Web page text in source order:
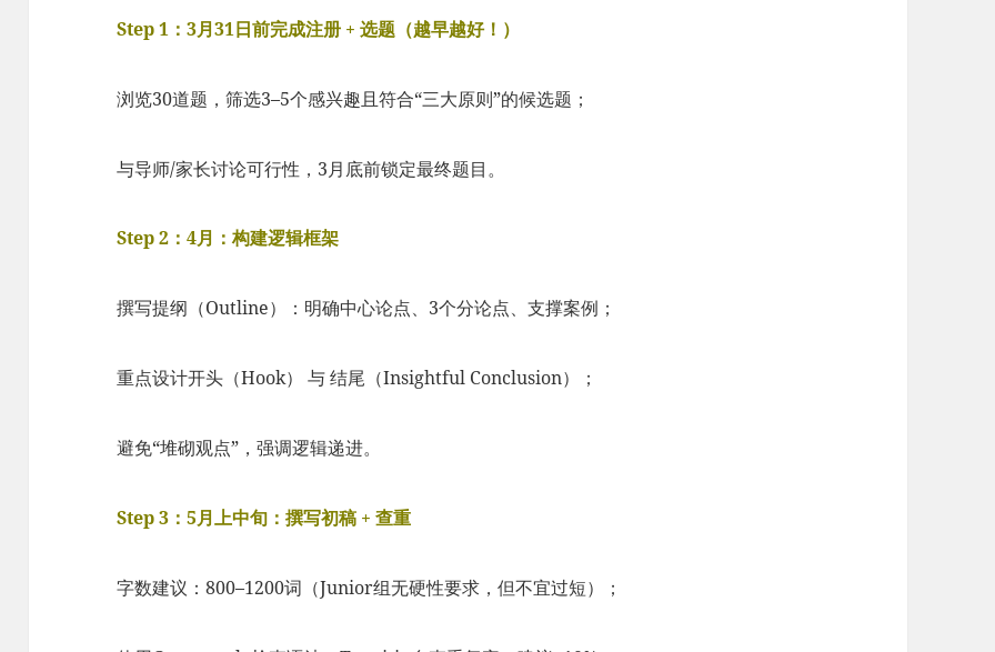
Step 1：3月31日前完成注册 + 选题（越早越好！）
浏览30道题，筛选3–5个感兴趣且符合“三大原则”的候选题；
与导师/家长讨论可行性，3月底前锁定最终题目。
Step 2：4月：构建逻辑框架
撰写提纲（Outline）：明确中心论点、3个分论点、支撑案例；
重点设计开头（Hook） 与 结尾（Insightful Conclusion）；
避免“堆砌观点”，强调逻辑递进。
Step 3：5月上中旬：撰写初稿 + 查重
字数建议：800–1200词（Junior组无硬性要求，但不宜过短）；